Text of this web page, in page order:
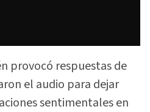
provocó respuestas de
el audio para dejar
sentimentales en